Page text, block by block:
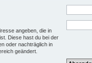
angeben, die in
Diese hast du bei der
oder nachträglich in
geändert.